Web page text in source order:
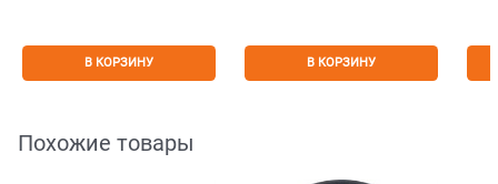
В КОРЗИНУ В КОРЗИНУ
Похожие товары